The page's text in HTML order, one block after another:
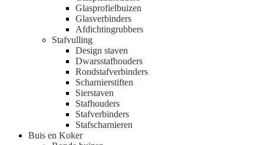
Glasprofielbuizen
Glasverbinders
Afdichtingrubbers
Stafvulling
Design staven
Dwarsstafhouders
Rondstafverbinders
Scharnierstiften
Sierstaven
Stafhouders
Stafverbinders
Stafscharnieren
Buis en Koker